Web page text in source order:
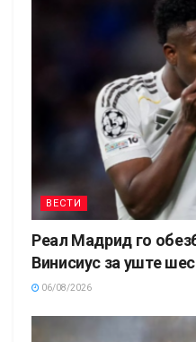
ВЕСТИ
Реал Мадрид го
Винисиус за уште
06/08/2026